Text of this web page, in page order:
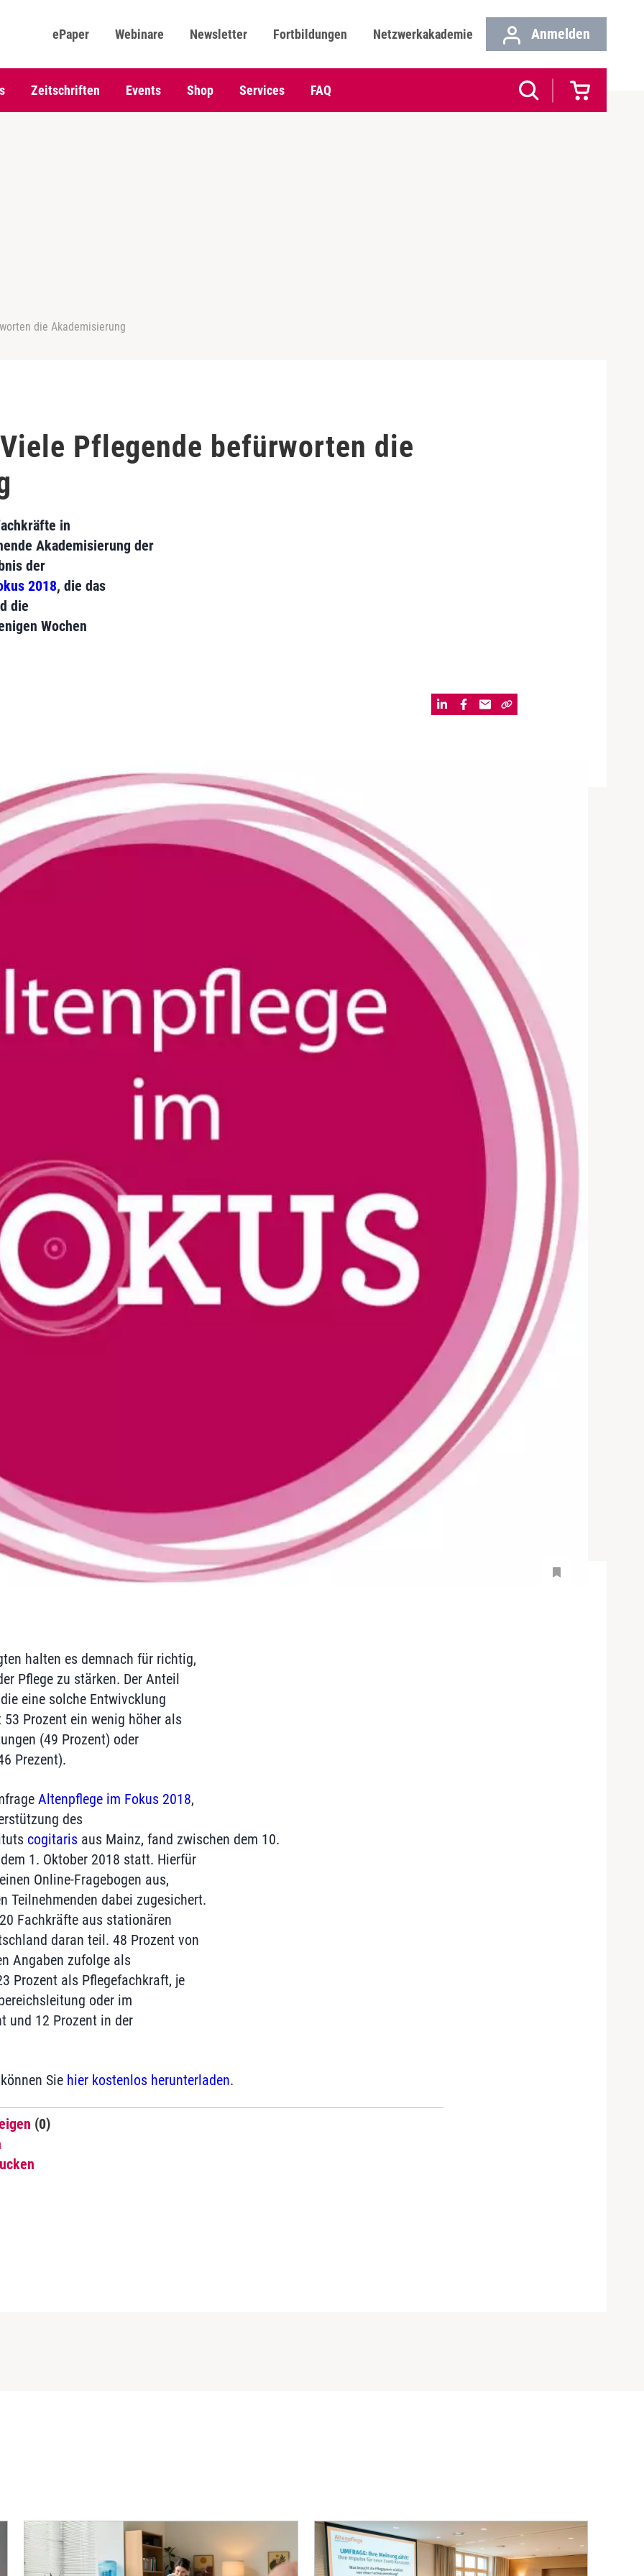
ePaper Webinare Newsletter Fortbildungen Netzwerkakademie Anmelden
Zeitschriften Events Shop Services FAQ
die Akademisierung
Pflegende befürworten die
in
Akademisierung der
der
2018, die das
die
Wochen
halten es demnach für richtig,
Pflege zu stärken. Der Anteil
eine solche Entwivcklung
Prozent ein wenig höher als
(49 Prozent) oder
Prezent).
Altenpflege im Fokus 2018,
des
cogitaris aus Mainz, fand zwischen dem 10.
1. Oktober 2018 statt. Hierfür
Online-Fragebogen aus,
Teilnehmenden dabei zugesichert.
Fachkräfte aus stationären
daran teil. 48 Prozent von
Angaben zufolge als
Prozent als Pflegefachkraft, je
oder im
und 12 Prozent in der
Sie hier kostenlos herunterladen.
(0)